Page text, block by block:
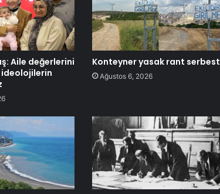
Aile değerlerini
ideolojilerin
Konteyner yasak rant serbest
Ağustos 6, 2026